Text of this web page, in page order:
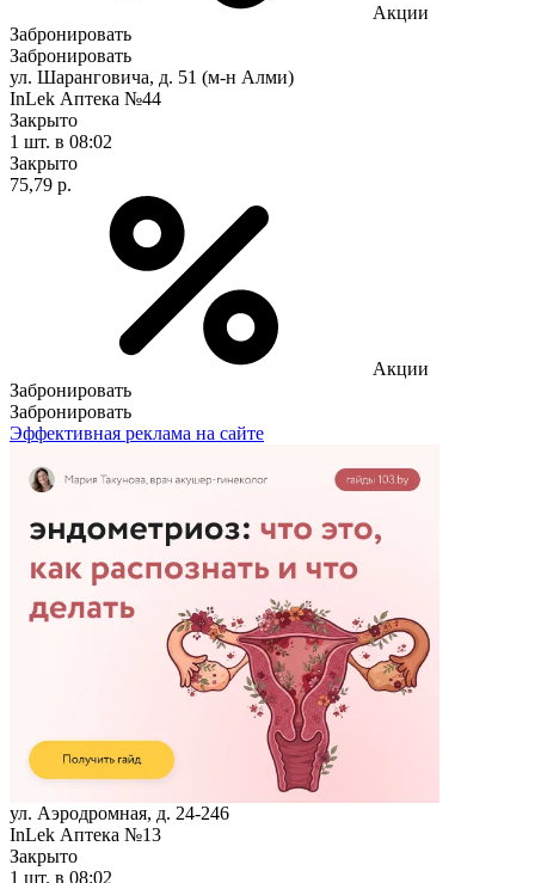
Акции
Забронировать
Забронировать
ул. Шаранговича, д. 51 (м-н Алми)
InLek Аптека №44
Закрыто
1 шт. в 08:02
Закрыто
75,79 р.
Акции
Забронировать
Забронировать
Эффективная реклама на сайте
ул. Аэродромная, д. 24-246
InLek Аптека №13
Закрыто
1 шт. в 08:02